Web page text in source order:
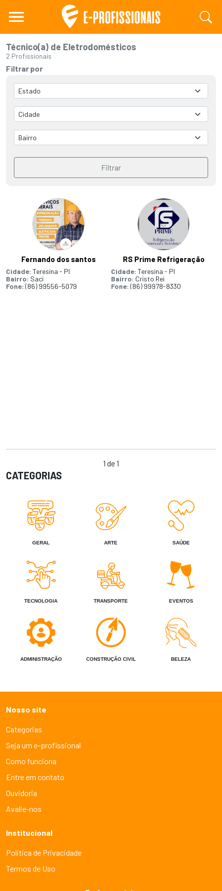
Técnico(a) de Eletrodomésticos
2 Profissionais
Filtrar por
Filtrar
Fernando dos santos
Cidade: Teresina - PI
Bairro: Saci
Fone: (86) 99556-5079
RS Prime Refrigeração
Cidade: Teresina - PI
Bairro: Cristo Rei
Fone: (86) 99978-8330
1 de 1
CATEGORIAS
GERAL ARTE SAÚDE
TECNOLOGIA TRANSPORTE EVENTOS
ADMINISTRAÇÃO CONSTRUÇÃO CIVIL BELEZA
Nosso site
Categorias
Seja um e-profissional
Como funciona
Entre em contato
Ouvidoria
Avalie-nos
Institucional
Politica de Privacidade
Termos de Uso